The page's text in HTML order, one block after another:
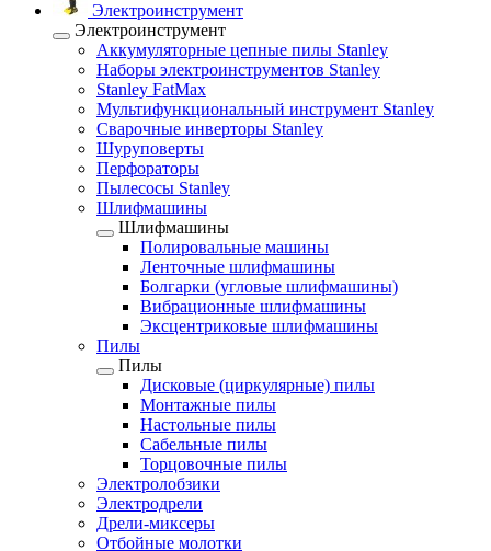
Электроинструмент
Электроинструмент
Аккумуляторные цепные пилы Stanley
Наборы электроинструментов Stanley
Stanley FatMax
Мультифункциональный инструмент Stanley
Сварочные инверторы Stanley
Шуруповерты
Перфораторы
Пылесосы Stanley
Шлифмашины
Шлифмашины
Полировальные машины
Ленточные шлифмашины
Болгарки (угловые шлифмашины)
Вибрационные шлифмашины
Эксцентриковые шлифмашины
Пилы
Пилы
Дисковые (циркулярные) пилы
Монтажные пилы
Настольные пилы
Сабельные пилы
Торцовочные пилы
Электролобзики
Электродрели
Дрели-миксеры
Отбойные молотки